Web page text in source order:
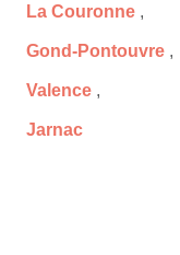
La Couronne ,
Gond-Pontouvre ,
Valence ,
Jarnac